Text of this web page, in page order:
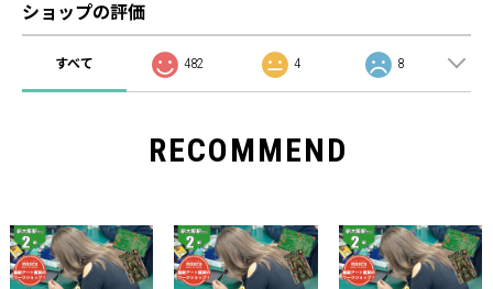
ショップの評価
すべて 482 4 8
RECOMMEND